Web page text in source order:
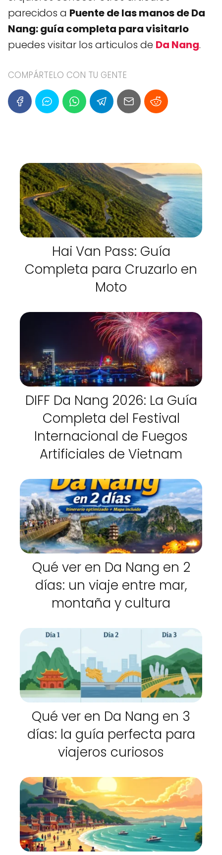
parecidos a Puente de las manos de Da
Nang: guía completa para visitarlo
puedes visitar los articulos de Da Nang.
COMPÁRTELO CON TU GENTE
Hai Van Pass: Guía
Completa para Cruzarlo en
Moto
DIFF Da Nang 2026: La Guía
Completa del Festival
Internacional de Fuegos
Artificiales de Vietnam
Qué ver en Da Nang en 2
días: un viaje entre mar,
montaña y cultura
Qué ver en Da Nang en 3
días: la guía perfecta para
viajeros curiosos